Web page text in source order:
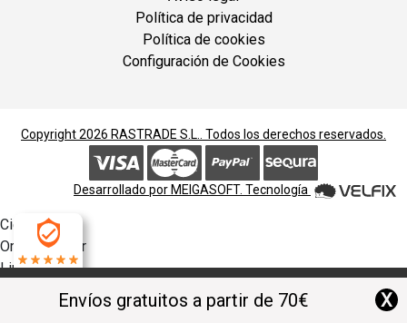
Política de privacidad
Política de cookies
Configuración de Cookies
Copyright 2026 RASTRADE S.L.. Todos los derechos reservados.
Desarrollado por MEIGASOFT. Tecnología
4.9
Envíos gratuitos a partir de 70€ X
Cierra
Ordenado por
Limpiar